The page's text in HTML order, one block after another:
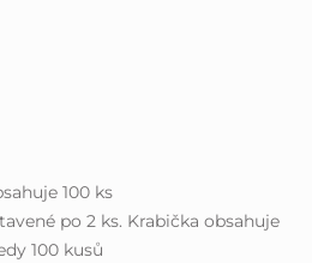
100 ks
po 2 ks. Krabička obsahuje
100 kusů